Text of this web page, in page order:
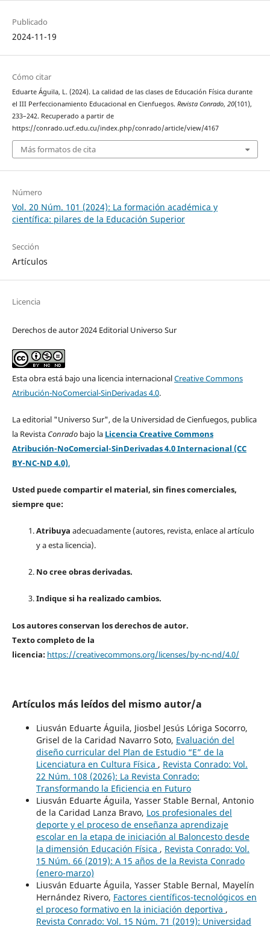
Publicado
2024-11-19
Cómo citar
Eduarte Águila, L. (2024). La calidad de las clases de Educación Física durante
el III Perfeccionamiento Educacional en Cienfuegos. Revista Conrado, 20(101),
233–242. Recuperado a partir de
https://conrado.ucf.edu.cu/index.php/conrado/article/view/4167
Más formatos de cita
Número
Vol. 20 Núm. 101 (2024): La formación académica y
científica: pilares de la Educación Superior
Sección
Artículos
Licencia
Derechos de autor 2024 Editorial Universo Sur
Esta obra está bajo una licencia internacionalCreative Commons
Atribución-NoComercial-SinDerivadas 4.0.
La editorial "Universo Sur", de la Universidad de Cienfuegos, publica
la Revista Conradobajo la Licencia Creative Commons
Atribución-NoComercial-SinDerivadas 4.0 Internacional (CC
BY-NC-ND 4.0).
Usted puede compartir el material, sin fines comerciales,
siempre que:
Atribuya adecuadamente (autores, revista, enlace al artículo
y a esta licencia).
No cree obras derivadas.
Indique si ha realizado cambios.
Los autores conservan los derechos de autor.
Texto completo de la
licencia: https://creativecommons.org/licenses/by-nc-nd/4.0/
Artículos más leídos del mismo autor/a
Liusván Eduarte Águila, Jiosbel Jesús Lóriga Socorro,
Grisel de la Caridad Navarro Soto, Evaluación del
diseño curricular del Plan de Estudio “E” de la
Licenciatura en Cultura Física , Revista Conrado: Vol.
22 Núm. 108 (2026): La Revista Conrado:
Transformando la Eficiencia en Futuro
Liusván Eduarte Águila, Yasser Stable Bernal, Antonio
de la Caridad Lanza Bravo, Los profesionales del
deporte y el proceso de enseñanza aprendizaje
escolar en la etapa de iniciación al Baloncesto desde
la dimensión Educación Física , Revista Conrado: Vol.
15 Núm. 66 (2019): A 15 años de la Revista Conrado
(enero-marzo)
Liusván Eduarte Águila, Yasser Stable Bernal, Mayelín
Hernández Rivero, Factores científicos-tecnológicos en
el proceso formativo en la iniciación deportiva ,
Revista Conrado: Vol. 15 Núm. 71 (2019): Universidad